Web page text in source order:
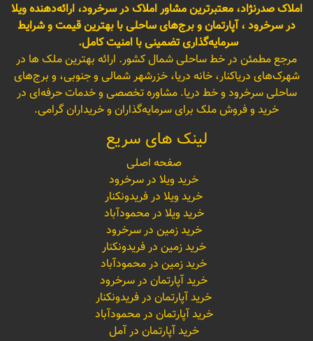
املاک صدرنژاد، معتبرترین مشاور املاک در سرخرود، ارائه‌دهنده ویلا
در سرخرود ، آپارتمان و برج‌های ساحلی با بهترین قیمت و شرایط
سرمایه‌گذاری تضمینی با امنیت کامل.
مرجع مطمئن در خط ساحلی شمال کشور. ارائه بهترین ملک ها در
شهرک‌های دریاکنار، خانه دریا، خزرشهر شمالی و جنوبی، و برج‌های
ساحلی سرخرود و خط دریا. مشاوره تخصصی و خدمات حرفه‌ای در
خرید و فروش ملک برای سرمایه‌گذاران و خریداران گرامی.
لینک های سریع
صفحه اصلی
خرید ویلا در سرخرود
خرید ویلا در فریدونکنار
خرید ویلا در محمودآباد
خرید زمین در سرخرود
خرید زمین در فریدونکنار
خرید زمین در محمودآباد
خرید آپارتمان در سرخرود
خرید آپارتمان در فریدونکنار
خرید آپارتمان در محمودآباد
خرید آپارتمان در آمل